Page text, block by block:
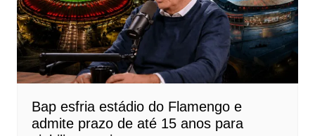
Bap esfria estádio do Flamengo e
admite prazo de até 15 anos para